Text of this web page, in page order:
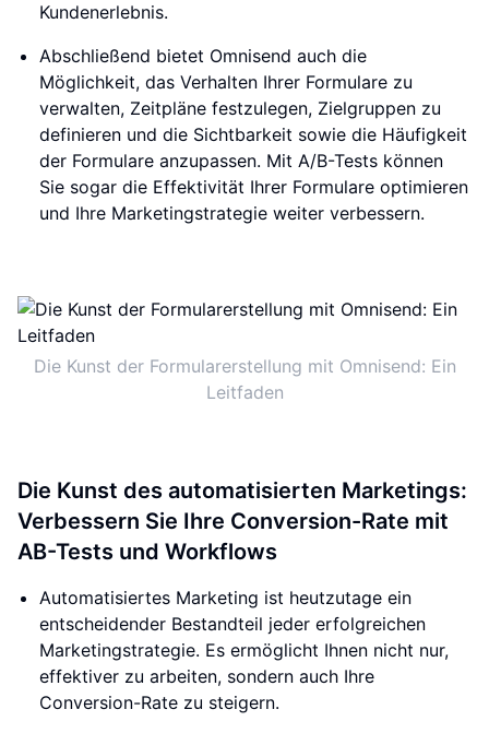
Kundenerlebnis.
Abschließend bietet Omnisend auch die
Möglichkeit, das Verhalten Ihrer Formulare zu
verwalten, Zeitpläne festzulegen, Zielgruppen zu
definieren und die Sichtbarkeit sowie die Häufigkeit
der Formulare anzupassen. Mit A/B-Tests können
Sie sogar die Effektivität Ihrer Formulare optimieren
und Ihre Marketingstrategie weiter verbessern.
Die Kunst der Formularerstellung mit Omnisend: Ein
Leitfaden
Die Kunst des automatisierten Marketings:
Verbessern Sie Ihre Conversion-Rate mit
AB-Tests und Workflows
Automatisiertes Marketing ist heutzutage ein
entscheidender Bestandteil jeder erfolgreichen
Marketingstrategie. Es ermöglicht Ihnen nicht nur,
effektiver zu arbeiten, sondern auch Ihre
Conversion-Rate zu steigern.